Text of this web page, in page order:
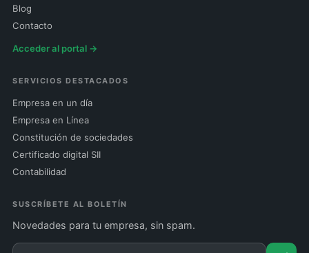
Blog
Contacto
Acceder al portal →
SERVICIOS DESTACADOS
Empresa en un día
Empresa en Línea
Constitución de sociedades
Certificado digital SII
Contabilidad
SUSCRÍBETE AL BOLETÍN
Novedades para tu empresa, sin spam.